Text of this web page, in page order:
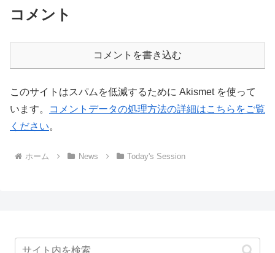
コメント
コメントを書き込む
このサイトはスパムを低減するために Akismet を使って
います。
コメントデータの処理方法の詳細はこちらをご覧
ください。
ホーム News Today's Session